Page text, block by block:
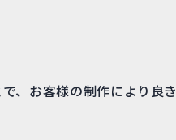
、お客様の制作により良き